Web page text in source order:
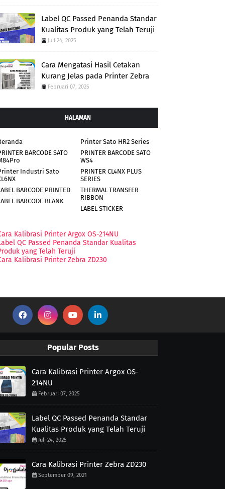
Label QC Passed Penanda Standar
Kualitas Produk yang Telah Teruji
Juli 24, 2025
Cara Mengatasi Hasil Cetakan
Kurang Jelas pada Printer Zebra
Februari 07, 2025
HALAMAN
Printer Sato HR2 Series
BARCODE SATO
PRINTER BARCODE SATO
WS4
Industri Sato
PRINTER CL4NX PLUS
SERIES
BARCODE PRINTED
THERMAL TRANSFER
RIBBON
BARCODE BLANK
LABEL STICKER
Kalibrasi Printer Argox OS-214NU
QC Passed Penanda Standar Kualitas
yang Telah Teruji
Kalibrasi Printer Zebra ZD230
Popular Posts
Cara Kalibrasi Printer Argox OS-
214NU
Februari 07, 2025
Label QC Passed Penanda Standar
Kualitas Produk yang Telah Teruji
Juli 24, 2025
Cara Kalibrasi Printer Zebra ZD230
September 09, 2021